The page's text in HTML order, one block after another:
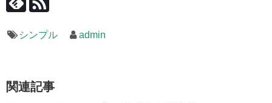
シンプル admin
関連記事